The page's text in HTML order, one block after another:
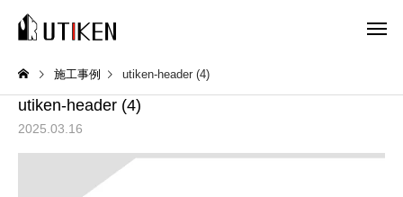
施工事例 utiken-header (4)
utiken-header (4)
2025.03.16